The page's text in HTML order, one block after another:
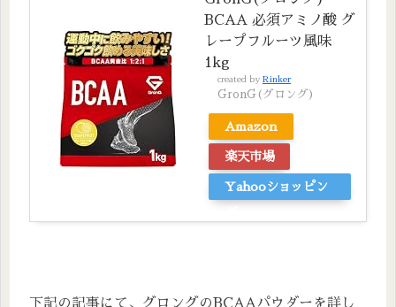
BCAA 必須アミノ酸 グ
レープフルーツ風味
1kg
created by Rinker
GronG(グロング)
Amazon
楽天市場
Yahooショッピン
下記の記事にて、グロングのBCAAパウダーを詳し